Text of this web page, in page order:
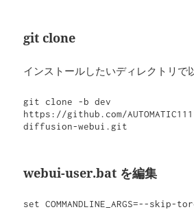
git clone
インストールしたいディレクトリで
git clone -b dev
https://github.com/
diffusion-webui.git
webui-user.bat を編集
set COMMANDLINE_ARGS=--skip-